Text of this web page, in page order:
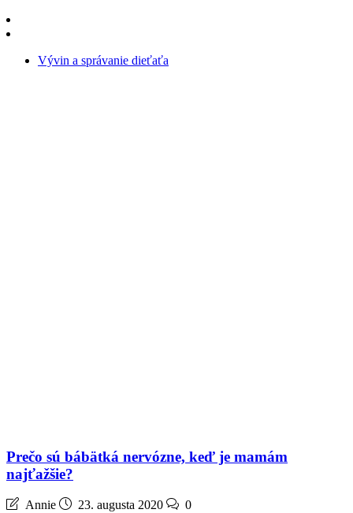
Vývin a správanie dieťaťa
Prečo sú bábätká nervózne, keď je mamám
najťažšie?
Annie 23. augusta 2020
0